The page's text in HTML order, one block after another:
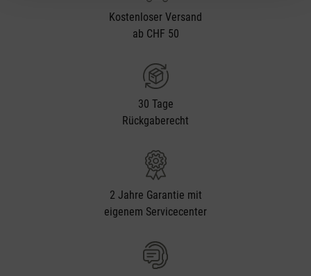
Kostenloser Versand
ab CHF 50
30 Tage
Rückgaberecht
2 Jahre Garantie mit
eigenem Servicecenter